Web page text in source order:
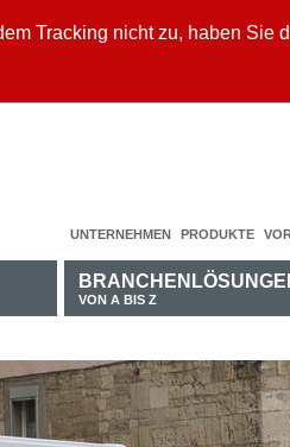
Tracking nicht zu, haben Sie
UNTERNEHMEN PRODUKTE
VON A BIS Z